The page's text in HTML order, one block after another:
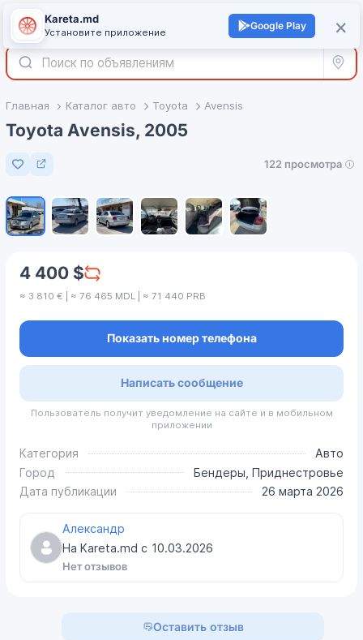
Войти +
Все
Главная Каталог авто Toyota Avensis
Toyota Avensis, 2005
Добавить в избранное
122 просмотра
4 400 $
≈ 3 810 € | ≈ 76 465 MDL | ≈ 71 440 PRB
Показать номер телефона
Написать сообщение
Пользователь получит уведомление на сайте и в мобильном
приложении
Категория
Авто
Город
Бендеры, Приднестровье
Дата публикации
26 марта 2026
Александр
На Kareta.md с 10.03.2026
Нет отзывов
Оставить отзыв
×
Kareta.md
Установите приложение
Google Play